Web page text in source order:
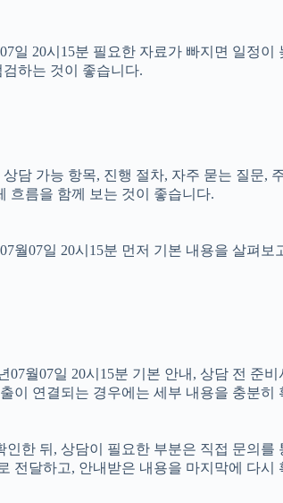
일 20시15분 필요한 자료가 빠지면 일정이
하는 것이 좋습니다.
담 가능 항목, 진행 절차, 자주 묻는 질문,
흐름을 함께 보는 것이 좋습니다.
07일 20시15분 먼저 기본 내용을 살펴보
월07일 20시15분 기본 안내, 상담 전 준
이 연결되는 경우에는 세부 내용을 충분히
한 뒤, 상담이 필요한 부분은 직접 문의를
전달하고, 안내받은 내용을 마지막에 다시